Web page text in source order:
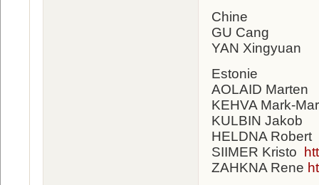
Chine
GU Cang
YAN Xingyuan
Estonie
AOLAID Marten
KEHVA Mark-
KULBIN Jakob
HELDNA Robert
SIIMER Kristo
ZAHKNA Rene